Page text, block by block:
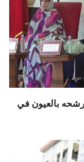
بالعيون في